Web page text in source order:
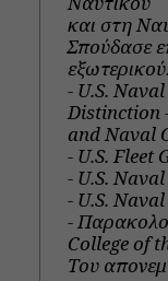
και στη
Σπούδασε
- U.S.
Distinction
and Naval
- U.S. Fleet
- U.S.
- U.S.
-
College of
Tου